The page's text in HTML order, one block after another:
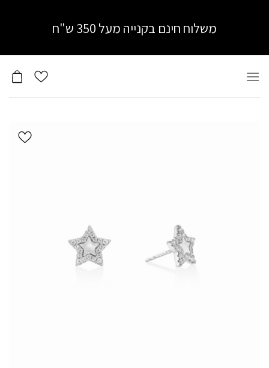
משלוח חינם בקנייה מעל 350 ש"ח